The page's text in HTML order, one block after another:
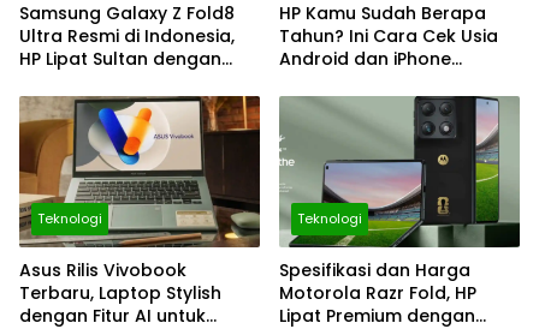
Samsung Galaxy Z Fold8
Ultra Resmi di Indonesia,
HP Lipat Sultan dengan
Galaxy AI Makin Canggih
HP Kamu Sudah Berapa
Tahun? Ini Cara Cek Usia
Android dan iPhone
Teknologi
Asus Rilis Vivobook
Terbaru, Laptop Stylish
dengan Fitur AI untuk
Teknologi
Spesifikasi dan Harga
Motorola Razr Fold, HP
Lipat Premium dengan